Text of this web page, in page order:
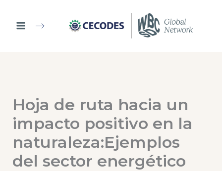
contenido
Hoja de ruta hacia un
impacto positivo en la
naturaleza:Ejemplos
del sector energético